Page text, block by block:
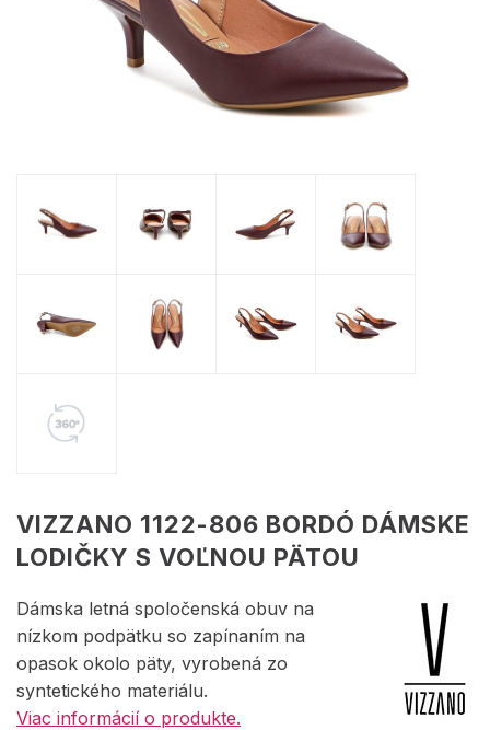
VIZZANO 1122-806 BORDÓ DÁMSKE
LODIČKY S VOĽNOU PÄTOU
Dámska letná spoločenská obuv na
nízkom podpätku so zapínaním na
opasok okolo päty, vyrobená zo
syntetického materiálu.
Viac informácií o produkte.